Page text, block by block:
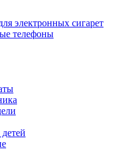
электронных сигарет
телефоны